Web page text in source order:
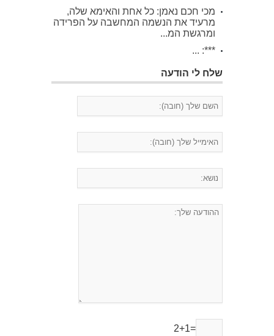
מכי חכם נאמן: כל אחת והאימא שלה,
מרעיד את הנשמה המחשבה על הפרידה
ומרגשת המ...
***: ...
שלח לי הודעה
2+1=